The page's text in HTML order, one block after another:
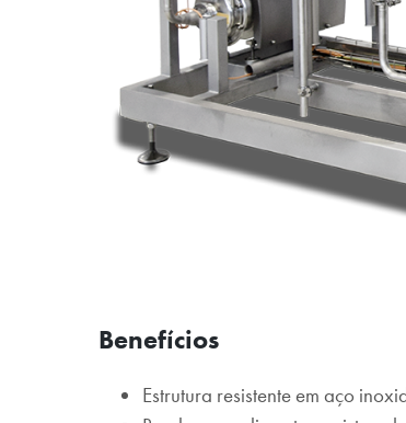
Benefícios
Estrutura resistente em aço